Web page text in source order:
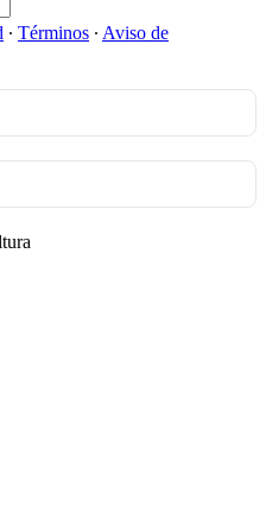
∙ Términos ∙ Aviso de